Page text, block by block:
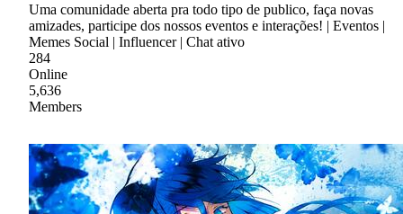
Uma comunidade aberta pra todo tipo de publico, faça novas
amizades, participe dos nossos eventos e interações! | Eventos |
Memes Social | Influencer | Chat ativo
284
Online
5,636
Members